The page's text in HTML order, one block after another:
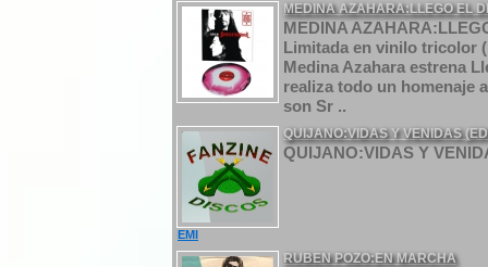
MEDINA AZAHARA:LLEGO EL
MEDINA
Limitada en vinilo tricolor
Medina Azahara estrena
realiza todo un homenaje
son Sr ..
QUIJANO:VIDAS Y VENIDAS
QUIJANO:VIDAS Y
EMI
RUBEN POZO:EN MARCHA